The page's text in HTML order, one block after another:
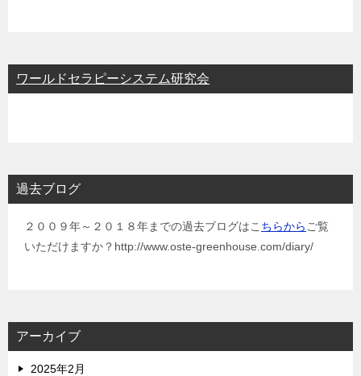
ワールドセラピーシステム研究会
過去ブログ
２００９年～２０１８年までの過去ブログはこ ちらから ご覧
いただけますか？http://www.oste-greenhouse.com/diary/
アーカイブ
2025年2月